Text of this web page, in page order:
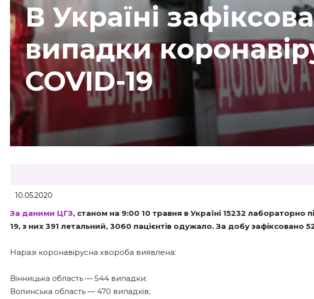
В Україні
випадки
COVID-19
10.05.2020
За даними ЦГЗ, станом на 9:00 10 травня в Україні 15232 лабораторно
19, з них 391 летальний, 3060 пацієнтів одужало. За добу зафіксовано
Наразі коронавірусна хвороба виявлена:
Вінницька область — 544 випадки;
Волинська область — 470 випадків;